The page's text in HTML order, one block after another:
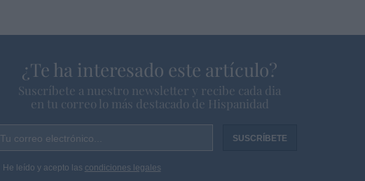
¿Te ha interesado este artículo?
Suscríbete a nuestro newsletter y recibe cada dia
en tu correo lo más destacado de Hispanidad
Tu correo electrónico...
He leído y acepto las condiciones legales